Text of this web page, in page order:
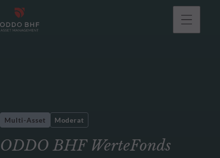
ODDO BHF WerteFonds
Multi-Asset Moderat